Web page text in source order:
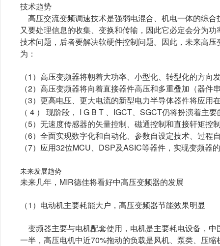
技术趋势
高压交流变频调速技术是强弱电混合、机电一体的综
又要处理信息的收集、变换和传输，因此它必定会分为
技术问题，后者要解决软硬件控制问题。因此，未来高
为：
（1）高压变频器将朝着大功率、小型化、转型化的方向
（2）高压变频器将向着直接器件高压和多重叠加（器件
（3）更高电压、更大电流的新型电力半导体器件将应用
（ 4 ） 现阶段， I G B T 、IGCT、SGCT仍将扮演着主
（5）无速度传感器的矢量控制、磁通控制和直接轩矩控
（6）全面实现数字化和自动化、参数自设定技术、过程
（7）应用32位MCU、DSP及ASIC等器件，实现变频器
未来发展趋势
未来几年，MIR德佳将看好中高压变频器的发展
（1）电动机主要耗能大户，高压变频器节能效果明显
变频器主要与电机配套使用，电机是主要耗电设备，
一半，高压电机中近70%拖动的负载是风机、泵类、压